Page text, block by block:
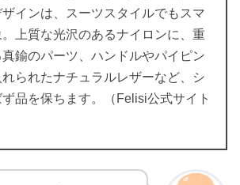
インは、スーツスタイルでもスマ
上質な光沢のあるナイロンに、重
鍮のパーツ、ハンドルやパイピン
られたナチュラルレザーなど、シ
品を保ちます。（Felisi公式サイト